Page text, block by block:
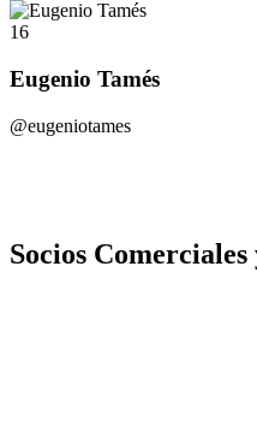
16
Eugenio Tamés
@eugeniotames
Socios